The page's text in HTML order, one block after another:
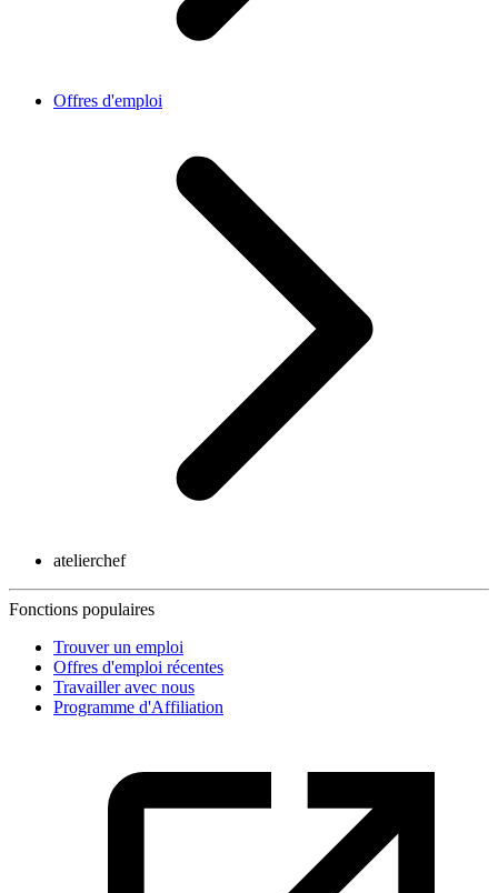
Offres d'emploi
atelierchef
Fonctions populaires
Trouver un emploi
Offres d'emploi récentes
Travailler avec nous
Programme d'Affiliation